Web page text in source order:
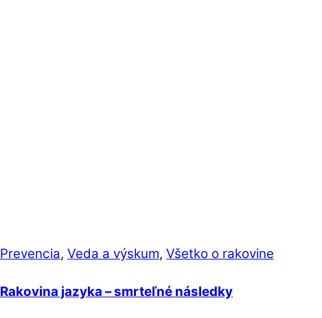
Prevencia, Veda a výskum, Všetko o rakovine
Rakovina jazyka – smrteľné následky